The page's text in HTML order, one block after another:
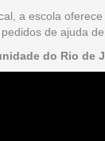
a escola
de ajuda
do Rio de